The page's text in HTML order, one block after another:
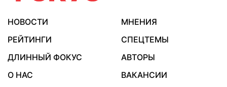
НОВОСТИ
МНЕНИЯ
РЕЙТИНГИ
СПЕЦТЕМЫ
ДЛИННЫЙ ФОКУС
АВТОРЫ
О НАС
ВАКАНСИИ